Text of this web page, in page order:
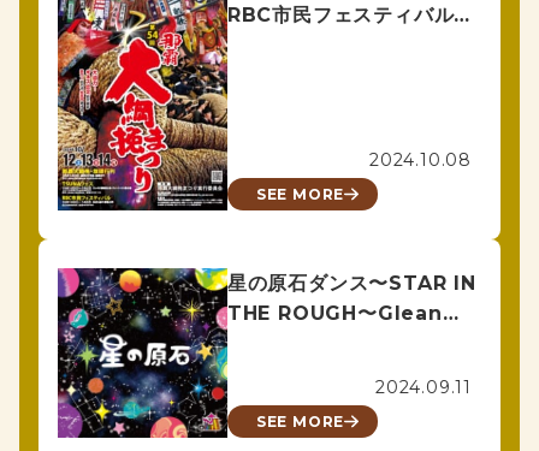
RBC市民フェスティバル出
演！
2024.10.08
SEE MORE
星の原石ダンス〜STAR IN
THE ROUGH〜Glean
Piece wiz MDK KID’S
2024.09.11
SEE MORE